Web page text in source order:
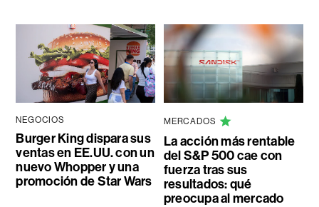
NEGOCIOS
Burger King dispara sus
ventas en EE.UU. con un
nuevo Whopper y una
promoción de Star Wars
MERCADOS
La acción más rentable
del S&P 500 cae con
fuerza tras sus
resultados: qué
preocupa al mercado